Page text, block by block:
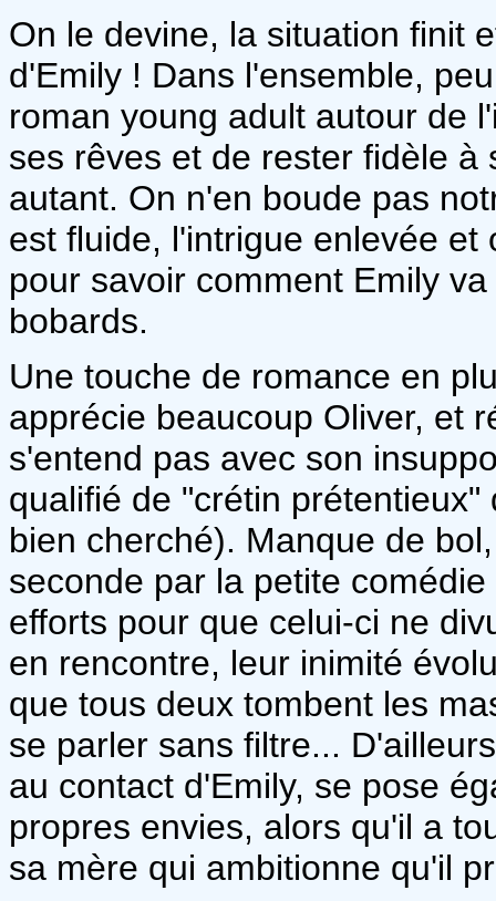
On le devine, la situation finit
d'Emily ! Dans l'ensemble,
roman young adult autour de
ses rêves et de rester fidèle
autant. On n'en boude pas
est fluide, l'intrigue enlevée
pour savoir comment Emily
bobards.
Une touche de romance en
apprécie beaucoup Oliver, et
s'entend pas avec son
qualifié de "crétin
bien cherché). Manque de
seconde par la petite
efforts pour que celui-ci ne
en rencontre, leur inimité
que tous deux tombent les
se parler sans filtre...
au contact d'Emily, se pose
propres envies, alors qu'il a
sa mère qui ambitionne qu'il